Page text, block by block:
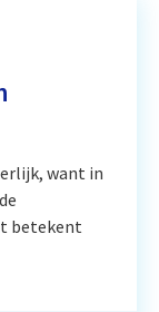
want in
betekent